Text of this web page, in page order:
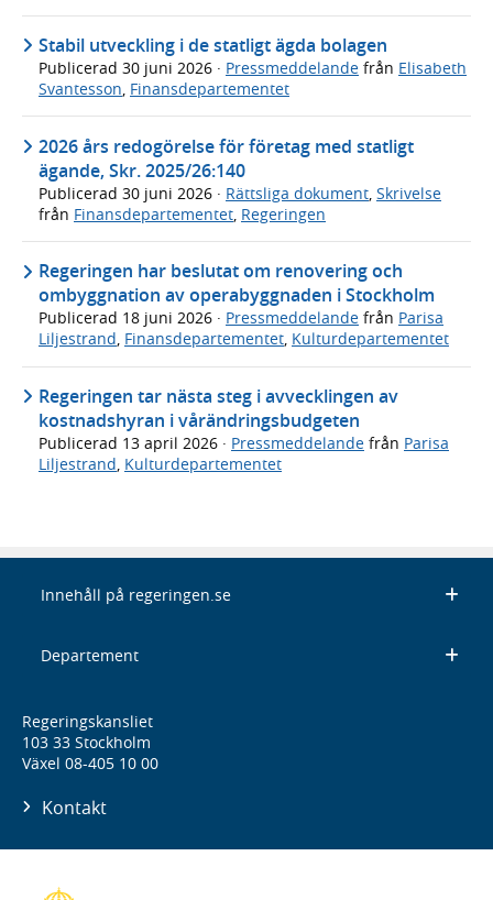
Stabil utveckling i de statligt ägda bolagen
Publicerad 30 juni 2026 · Pressmeddelande från Elisabeth
Svantesson, Finansdepartementet
2026 års redogörelse för företag med statligt
ägande, Skr. 2025/26:140
Publicerad 30 juni 2026 · Rättsliga dokument Skrivelse
från Finansdepartementet Regeringen
Regeringen har beslutat om renovering och
ombyggnation av operabyggnaden i Stockholm
Publicerad 18 juni 2026 · Pressmeddelande från Parisa
Liljestrand, Finansdepartementet, Kulturdepartementet
Regeringen tar nästa steg i avvecklingen av
kostnadshyran i vårändringsbudgeten
Publicerad 13 april 2026 · Pressmeddelande från Parisa
Liljestrand, Kulturdepartementet
Innehåll på regeringen.se
Departement
Regeringskansliet
103 33 Stockholm
Växel 08-405 10 00
Kontakt